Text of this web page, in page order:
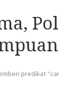
predikat